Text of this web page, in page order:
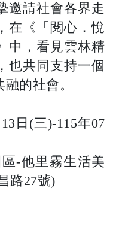
邀請社會各界走
在《「閱心．悅
中，看見雲林精
也共同支持一個
的社會。
日(三)-115年07
-他里霧生活美
路27號)